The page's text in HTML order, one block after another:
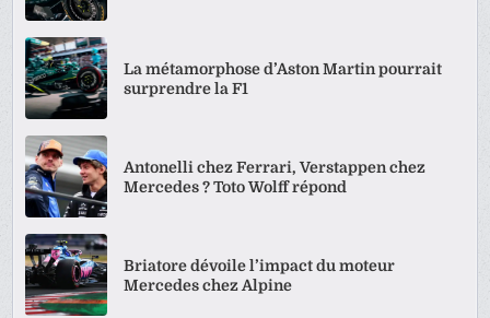
La métamorphose d’Aston Martin pourrait
surprendre la F1
Antonelli chez Ferrari, Verstappen chez
Mercedes ? Toto Wolff répond
Briatore dévoile l’impact du moteur
Mercedes chez Alpine